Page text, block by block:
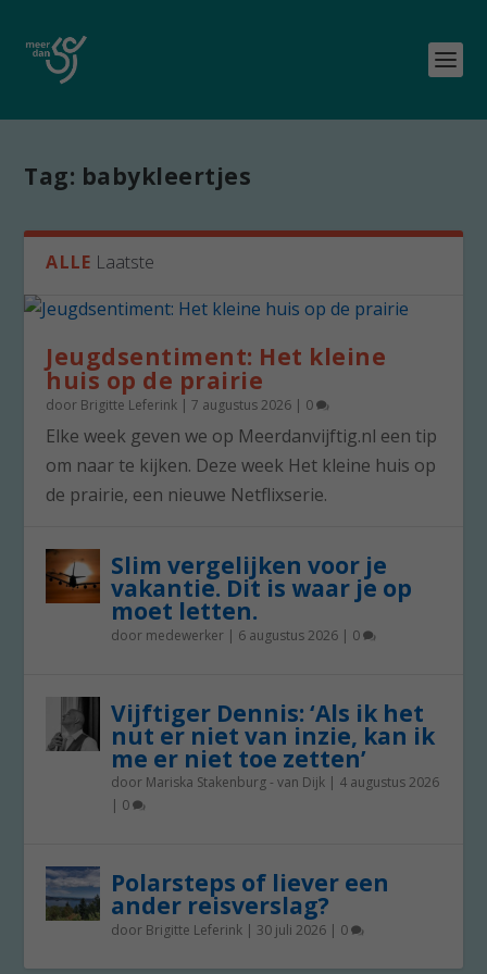
Tag: babykleertjes
ALLE Laatste
Jeugdsentiment: Het kleine
huis op de prairie
door Brigitte Leferink |7 augustus 2026 | 0
Elke week geven we op Meerdanvijftig.nl een tip
om naar te kijken. Deze week Het kleine huis op
de prairie, een nieuwe Netflixserie.
Slim vergelijken voor je
vakantie. Dit is waar je op
moet letten.
door medewerker | 6 augustus 2026 | 0
Vijftiger Dennis: ‘Als ik het
nut er niet van inzie, kan ik
me er niet toe zetten’
door Mariska Stakenburg - van Dijk | 4 augustus 2026
| 0
Polarsteps of liever een
ander reisverslag?
door Brigitte Leferink | 30 juli 2026 | 0